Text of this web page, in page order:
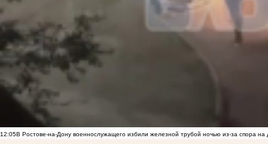
12:05В Ростове-на-Дону военнослужащего избили железной трубой ночью из-за спора на